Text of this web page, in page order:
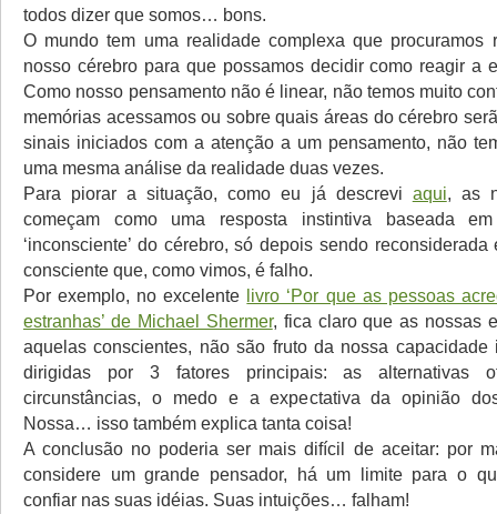
todos dizer que somos… bons.
O mundo tem uma realidade complexa que procuramos
nosso cérebro para que possamos decidir como reagir a
Como nosso pensamento não é linear, não temos muito
memórias acessamos ou sobre quais áreas do cérebro
sinais iniciados com a atenção a um pensamento, não
uma mesma análise da realidade duas vezes.
Para piorar a situação, como eu já descrevi aqui, as
começam como uma resposta instintiva baseada em
‘inconsciente’ do cérebro, só depois sendo
consciente que, como vimos, é falho.
Por exemplo, no excelente livro ‘Por que as pessoas
estranhas’ de Michael Shermer, fica claro que as nossas
aquelas conscientes, não são fruto da nossa capacidade
dirigidas por 3 fatores principais: as alternativas
circunstâncias, o medo e a expectativa da opinião
Nossa… isso também explica tanta coisa!
A conclusão no poderia ser mais difícil de aceitar: por
considere um grande pensador, há um limite para o
confiar nas suas idéias. Suas intuições… falham!